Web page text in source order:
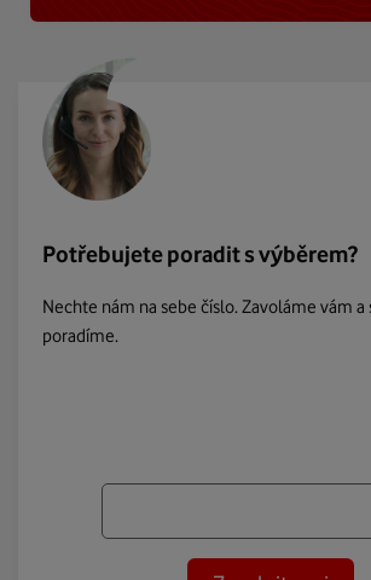
Potřebujete poradit s výběrem?
Nechte nám na sebe číslo. Zavoláme vám a
poradíme.